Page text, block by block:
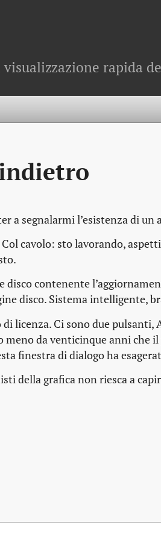
rapida
a segnalarmi l’esistenza di un
cavolo: sto lavorando,
contenente
disco. Sistema intelligente,
licenza. Ci sono due pulsanti,
meno da venticinque anni che
finestra di dialogo ha
della grafica non riesca a